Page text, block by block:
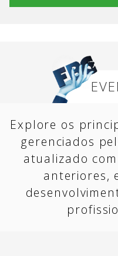
Explore os
gerenciados
atualizado
anteriores,